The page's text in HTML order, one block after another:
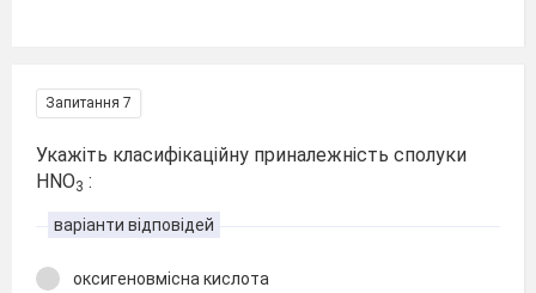
Запитання 7
Укажіть класифікаційну приналежність сполуки
HNO3 :
варіанти відповідей
оксигеновмісна кислота